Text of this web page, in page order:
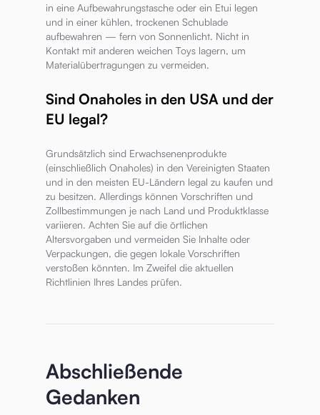
in eine Aufbewahrungstasche oder ein Etui legen
und in einer kühlen, trockenen Schublade
aufbewahren — fern von Sonnenlicht. Nicht in
Kontakt mit anderen weichen Toys lagern, um
Materialübertragungen zu vermeiden.
Sind Onaholes in den USA und der
EU legal?
Grundsätzlich sind Erwachsenenprodukte
(einschließlich Onaholes) in den Vereinigten Staaten
und in den meisten EU-Ländern legal zu kaufen und
zu besitzen. Allerdings können Vorschriften und
Zollbestimmungen je nach Land und Produktklasse
variieren. Achten Sie auf die örtlichen
Altersvorgaben und vermeiden Sie Inhalte oder
Verpackungen, die gegen lokale Vorschriften
verstoßen könnten. Im Zweifel die aktuellen
Richtlinien Ihres Landes prüfen.
Abschließende
Gedanken